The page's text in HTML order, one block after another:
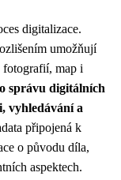
digitalizace.
umožňují
map i
správu digitálních
vyhledávání a
připojená k
o původu díla,
aspektech.